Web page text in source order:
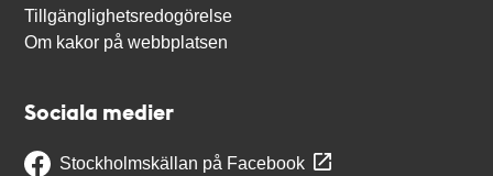
Tillgänglighetsredogörelse
Om kakor på webbplatsen
Sociala medier
Stockholmskällan på Facebook